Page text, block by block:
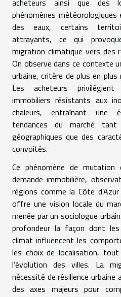
acheteurs ainsi que des
phénomènes
des eaux, certains
attrayants, ce qui
migration climatique vers des
On observe dans ce contexte
urbaine, critère de plus en plus
Les acheteurs
immobiliers résistants aux
chaleurs, entraînant une
tendances du marché
géographiques que des
convoités.
Ce phénomène de
demande immobilière,
régions comme la Côte
offre une vision locale du
menée par un sociologue
profondeur la façon dont
climat influencent les
les choix de localisation,
l’évolution des villes. La
nécessité de résilience urbaine
des axes majeurs pour